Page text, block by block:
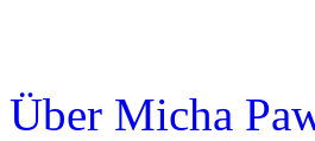
Über Micha